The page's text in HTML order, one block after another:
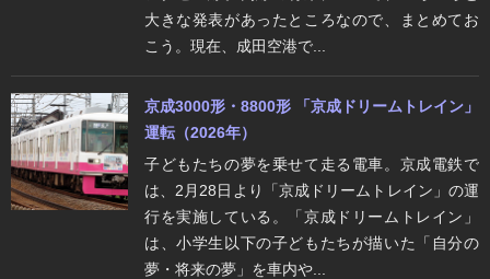
大きな発表があったところなので、まとめてお
こう。現在、成田空港で...
京成3000形・8800形 「京成ドリームトレイン」
運転（2026年）
子どもたちの夢を乗せて走る電車。京成電鉄で
は、2月28日より「京成ドリームトレイン」の運
行を実施している。「京成ドリームトレイン」
は、小学生以下の子どもたちが描いた「自分の
夢・将来の夢」を車内や...